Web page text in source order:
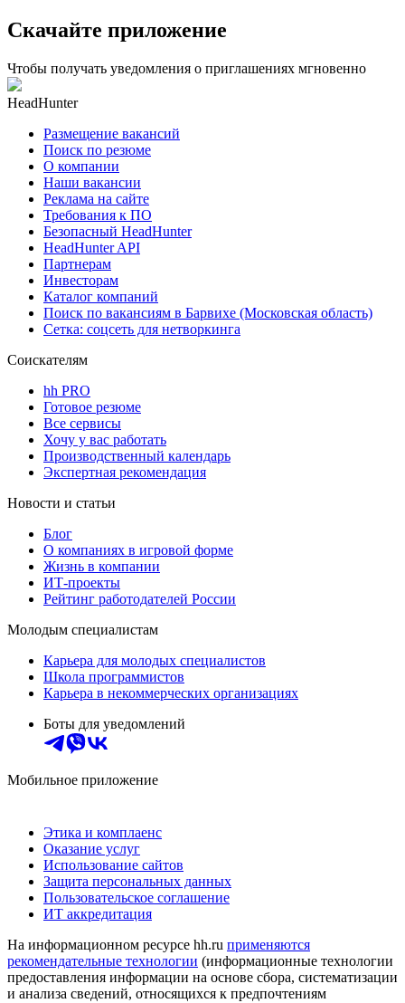
Скачайте приложение
Чтобы получать уведомления о приглашениях мгновенно
HeadHunter
Размещение вакансий
Поиск по резюме
О компании
Наши вакансии
Реклама на сайте
Требования к ПО
Безопасный HeadHunter
HeadHunter API
Партнерам
Инвесторам
Каталог компаний
Поиск по вакансиям в Барвихе (Московская область)
Сетка: соцсеть для нетворкинга
Соискателям
hh PRO
Готовое резюме
Все сервисы
Хочу у вас работать
Производственный календарь
Экспертная рекомендация
Новости и статьи
Блог
О компаниях в игровой форме
Жизнь в компании
ИТ-проекты
Рейтинг работодателей России
Молодым специалистам
Карьера для молодых специалистов
Школа программистов
Карьера в некоммерческих организациях
Боты для уведомлений
Мобильное приложение
Этика и комплаенс
Оказание услуг
Использование сайтов
Защита персональных данных
Пользовательское соглашение
ИТ аккредитация
На информационном ресурсе hh.ru применяются
рекомендательные технологии (информационные технологии
предоставления информации на основе сбора, систематизации
и анализа сведений, относящихся к предпочтениям